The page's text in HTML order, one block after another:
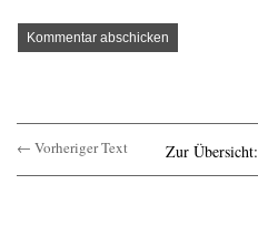
← Vorheriger Text Zur Übersicht: